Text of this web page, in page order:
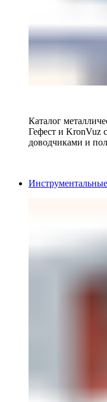
Каталог
Гефест и KronVuz
доводчиками и